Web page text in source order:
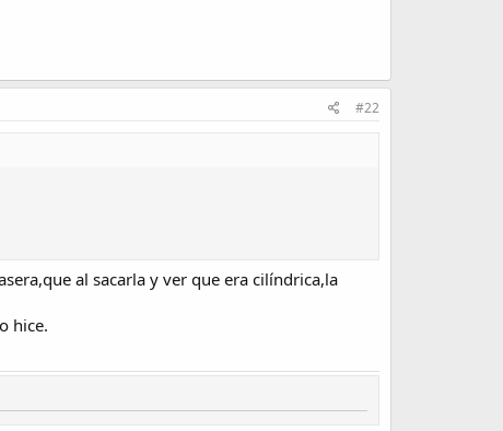
#22
al sacarla y ver que era cilíndrica,la
hice.